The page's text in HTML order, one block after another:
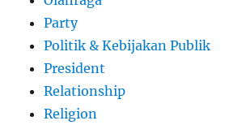
Party
Politik & Kebijakan Publik
President
Relationship
Religion